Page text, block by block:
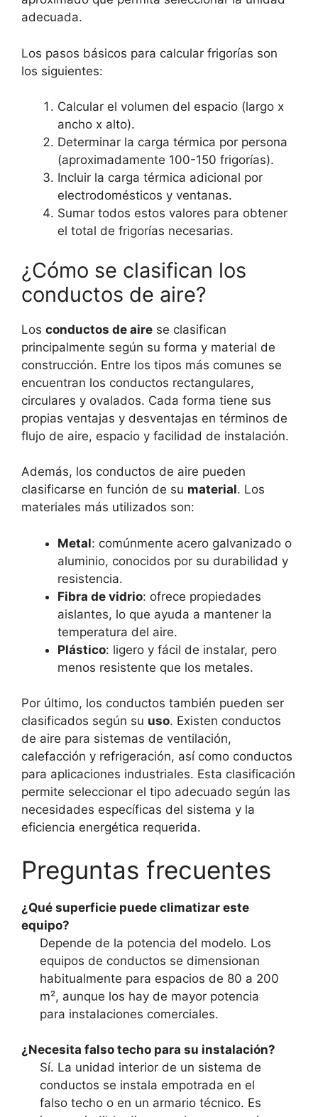
adecuada.
Los pasos básicos para calcular frigorías son
los siguientes:
Calcular el volumen del espacio (largo x
ancho x alto).
Determinar la carga térmica por persona
(aproximadamente 100-150 frigorías).
Incluir la carga térmica adicional por
electrodomésticos y ventanas.
Sumar todos estos valores para obtener
el total de frigorías necesarias.
¿Cómo se clasifican los
conductos de aire?
Los conductos de aire se clasifican
principalmente según su forma y material de
construcción. Entre los tipos más comunes se
encuentran los conductos rectangulares,
circulares y ovalados. Cada forma tiene sus
propias ventajas y desventajas en términos de
flujo de aire, espacio y facilidad de instalación.
Además, los conductos de aire pueden
clasificarse en función de su material. Los
materiales más utilizados son:
Metal: comúnmente acero galvanizado o
aluminio, conocidos por su durabilidad y
resistencia.
Fibra de vidrio: ofrece propiedades
aislantes, lo que ayuda a mantener la
temperatura del aire.
Plástico: ligero y fácil de instalar, pero
menos resistente que los metales.
Por último, los conductos también pueden ser
clasificados según su uso. Existen conductos
de aire para sistemas de ventilación,
calefacción y refrigeración, así como conductos
para aplicaciones industriales. Esta clasificación
permite seleccionar el tipo adecuado según las
necesidades específicas del sistema y la
eficiencia energética requerida.
Preguntas frecuentes
¿Qué superficie puede climatizar este
equipo?
Depende de la potencia del modelo. Los
equipos de conductos se dimensionan
habitualmente para espacios de 80 a 200
m², aunque los hay de mayor potencia
para instalaciones comerciales.
¿Necesita falso techo para su instalación?
Sí. La unidad interior de un sistema de
conductos se instala empotrada en el
falso techo o en un armario técnico. Es